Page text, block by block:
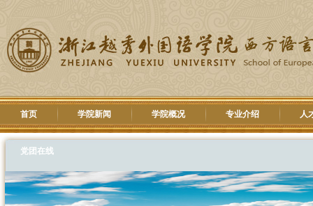
首页 学院新闻 学院概况 专业介绍 人
党团在线